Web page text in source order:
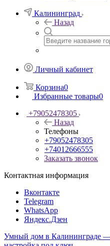
Калининград
Назад
Личный кабинет
Корзина0
Избранные товары0
+79052478305
Назад
Телефоны
+79052478305
+74012666555
Заказать звонок
Контактная информация
Вконтакте
Telegram
WhatsApp
Яндекс.Дзен
Умный дом в Калининграде